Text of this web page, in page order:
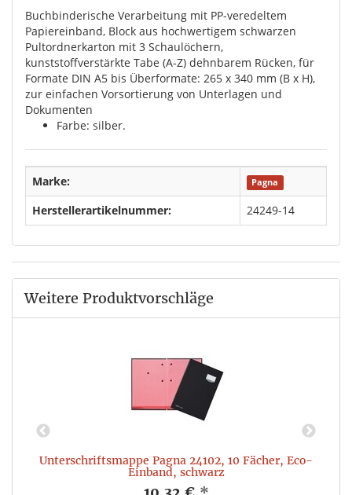
Buchbinderische Verarbeitung mit PP-veredeltem
Papiereinband, Block aus hochwertigem schwarzen
Pultordnerkarton mit 3 Schaulöchern,
kunststoffverstärkte Tabe (A-Z) dehnbarem Rücken, für
Formate DIN A5 bis Überformate: 265 x 340 mm (B x H),
zur einfachen Vorsortierung von Unterlagen und
Dokumenten
Farbe: silber.
Marke: Pagna
Herstellerartikelnummer: 24249-14
Weitere Produktvorschläge
Unterschriftsmappe Pagna 24102, 10 Fächer, Eco-
Einband, schwarz